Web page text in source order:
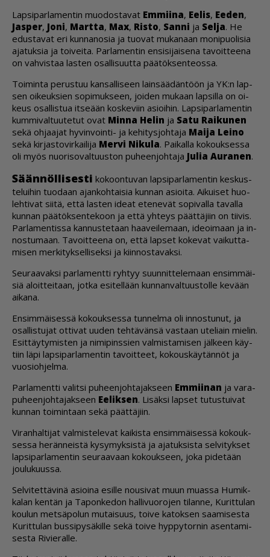
Lap­si­par­la­men­tin muo­dos­ta­vat Em­mii­na, Ee­lis, Ee­den,
Jas­per, Joni, Mart­ta, Max, Ris­to, San­ni ja Sel­ja. He
edus­ta­vat eri kun­na­no­sia ja tuo­vat mu­ka­naan mo­ni­puo­li­sia
aja­tuk­sia ja toi­vei­ta. Par­la­men­tin en­si­si­jai­se­na ta­voit­tee­na
on vah­vis­taa las­ten osal­li­suut­ta pää­tök­sen­te­os­sa.
Toi­min­ta pe­rus­tuu kan­sal­li­seen lain­sää­dän­töön ja YK:n lap­
sen oi­keuk­sien so­pi­muk­seen, joi­den mu­kaan lap­sil­la on oi­
keus osal­lis­tua it­se­ään kos­ke­viin asi­oi­hin. Lap­si­par­la­men­tin
kum­mi­val­tuu­te­tut ovat Min­na He­lin ja Satu Rai­ku­nen
sekä oh­jaa­jat hy­vin­voin­ti- ja ke­hi­tys­joh­ta­ja Mai­ja Lei­no
sekä kir­jas­to­vir­kai­li­ja Mer­vi Ni­ku­la. Pai­kal­la ko­kouk­ses­sa
oli myös nuo­ri­so­val­tuus­ton pu­heen­joh­ta­ja Ju­lia Au­ra­nen.
Sään­nöl­li­ses­ti ko­koon­tu­van lap­si­par­la­men­tin kes­kus­
te­lui­hin tuo­daan ajan­koh­tai­sia kun­nan asi­oi­ta. Ai­kui­set huo­
leh­ti­vat sii­tä, et­tä las­ten ide­at ete­ne­vät so­pi­val­la ta­val­la
kun­nan pää­tök­sen­te­koon ja et­tä yh­teys päät­tä­jiin on tii­vis.
Par­la­men­tis­sa kan­nus­te­taan haa­vei­le­maan, ide­oi­maan ja in­
nos­tu­maan. Ta­voit­tee­na on, et­tä lap­set ko­ke­vat vai­kut­ta­
mi­sen mer­ki­tyk­sel­li­sek­si ja kiin­nos­ta­vak­si.
Seu­raa­vak­si par­la­ment­ti ryh­tyy suun­nit­te­le­maan en­sim­mäi­
siä aloit­tei­taan, jot­ka esi­tel­lään kun­nan­val­tuus­tol­le ke­vään
ai­ka­na.
En­sim­mäi­ses­sä ko­kouk­ses­sa tun­nel­ma oli in­nos­tu­nut, ja
osal­lis­tu­jat ot­ti­vat uu­den teh­tä­vän­sä vas­taan ute­li­ain mie­lin.
Esit­täy­ty­mis­ten ja ni­mi­pins­sien val­mis­ta­mi­sen jäl­keen käy­
tiin läpi lap­si­par­la­men­tin ta­voit­teet, ko­kous­käy­tän­nöt ja
vuo­si­oh­jel­ma.
Par­la­ment­ti va­lit­si pu­heen­joh­ta­jak­seen Em­mii­nan ja va­ra­
pu­heen­joh­ta­jak­seen Ee­lik­sen. Li­säk­si lap­set tu­tus­tui­vat
kun­nan toi­min­taan sekä päät­tä­jiin.
Vi­ran­hal­ti­jat val­mis­te­le­vat kai­kis­ta en­sim­mäi­ses­sä ko­kouk­
ses­sa he­rän­neis­tä ky­sy­myk­sis­tä ja aja­tuk­sis­ta sel­vi­tyk­set
lap­si­par­la­men­tin seu­raa­vaan ko­kouk­seen, joka pi­de­tään
jou­lu­kuus­sa.
Sel­vi­tet­tä­vi­nä asi­oi­na esil­le nou­si­vat muun mu­as­sa Hu­mik­
ka­lan ken­tän ja Ta­pon­ke­don hal­li­vuo­ro­jen ti­lan­ne, Ku­rit­tu­lan
kou­lun met­sä­po­lun mu­tai­suus, toi­ve ka­tok­sen saa­mi­ses­ta
Ku­rit­tu­lan bus­si­py­sä­kil­le sekä toi­ve hyp­py­tor­nin asen­ta­mi­
ses­ta Ri­vie­ral­le.